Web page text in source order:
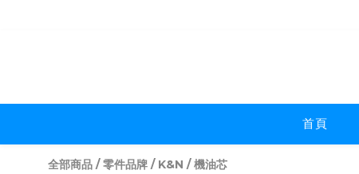
首頁
全部商品 /零件品牌 / K&N /機油芯